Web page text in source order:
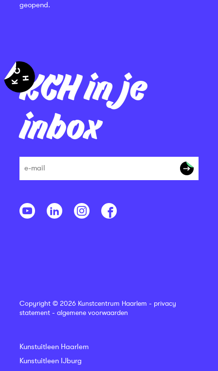
KCH in je
inbox
geopend.
Copyright © 2026 Kunstcentrum Haarlem - privacy
statement - algemene voorwaarden
Kunstuitleen Haarlem
Kunstuitleen IJburg